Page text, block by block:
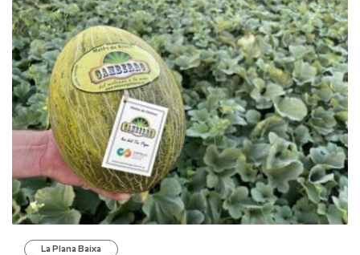
La Plana Baixa